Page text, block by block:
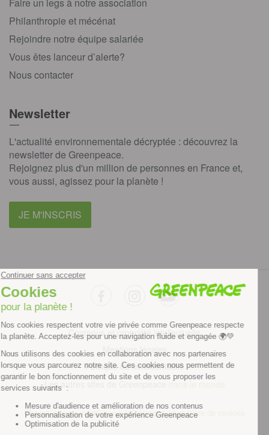
Philanthropie et mécénat
Rejoindre notre équipe salariée
Vous êtes lanceur d’alerte?
Nous contacter
Newsletter
L'actualité environnementale décryptée : découvrez la
newsletter de Greenpeace.
Rejoignez plus d'un million de personnes en France et,
vous aussi, agissez pour la planète !
JE M'INSCRIS
facebookinstagramyoutube
Contenus et propriété intellectuelle
Mentions légales
Politique de confidentialité
Les autres sites de Greenpeace
dans le monde
Cliquez-ici pour modifier vos préférences en matière de cookies